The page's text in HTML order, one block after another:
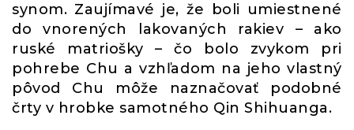
synom. Zaujímavé je, že boli umiestnené
do vnorených lakovaných rakiev – ako
ruské matriošky – čo bolo zvykom pri
pohrebe Chu a vzhľadom na jeho vlastný
pôvod Chu môže naznačovať podobné
črty v hrobke samotného Qin Shihuanga.